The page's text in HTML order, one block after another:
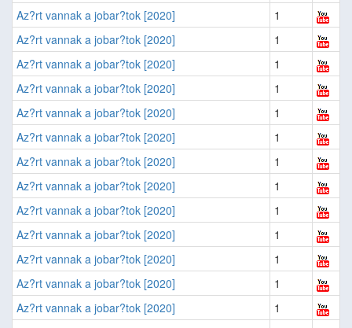
Az?rt vannak a jobar?tok [2020]
1
Az?rt vannak a jobar?tok [2020]
1
Az?rt vannak a jobar?tok [2020]
1
Az?rt vannak a jobar?tok [2020]
1
Az?rt vannak a jobar?tok [2020]
1
Az?rt vannak a jobar?tok [2020]
1
Az?rt vannak a jobar?tok [2020]
1
Az?rt vannak a jobar?tok [2020]
1
Az?rt vannak a jobar?tok [2020]
1
Az?rt vannak a jobar?tok [2020]
1
Az?rt vannak a jobar?tok [2020]
1
Az?rt vannak a jobar?tok [2020]
1
Az?rt vannak a jobar?tok [2020]
1